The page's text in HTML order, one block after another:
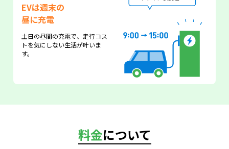
EVは週末の
昼に充電
土日の昼間の充電で、走行コス
トを気にしない生活が叶いま
す。
料金について